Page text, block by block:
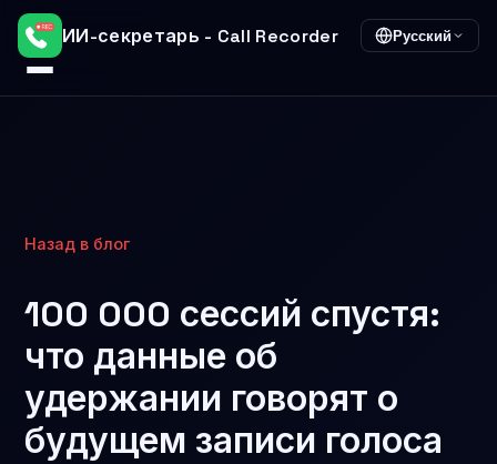
ИИ-секретарь - Call Recorder Русский
Назад в блог
100 000 сессий спустя:
что данные об
удержании говорят о
будущем записи голоса